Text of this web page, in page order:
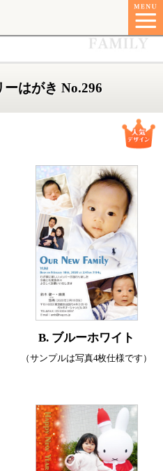
はがき No.296
B. ブルーホワイト
（サンプルは写真4枚仕様です）